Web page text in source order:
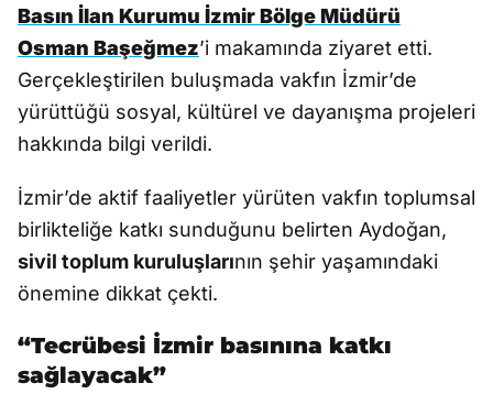
Basın İlan Kurumu İzmir Bölge Müdürü
Osman Başeğmez’i makamında ziyaret etti.
Gerçekleştirilen buluşmada vakfın İzmir’de
yürüttüğü sosyal, kültürel ve dayanışma projeleri
hakkında bilgi verildi.
İzmir’de aktif faaliyetler yürüten vakfın toplumsal
birlikteliğe katkı sunduğunu belirten Aydoğan,
sivil toplum kuruluşlarının şehir yaşamındaki
önemine dikkat çekti.
“Tecrübesi İzmir basınına katkı
sağlayacak”